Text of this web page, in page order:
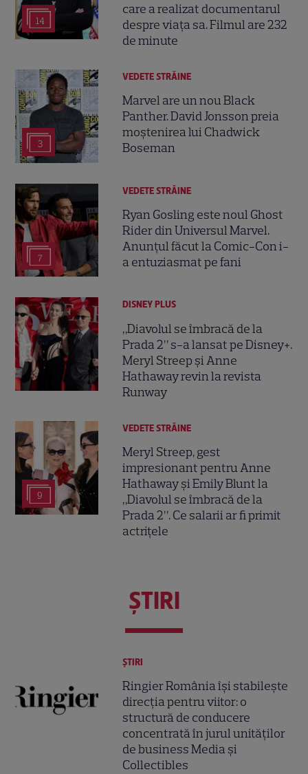
14
care a realizat documentarul
despre viața sa. Filmul are 232
de minute
3
VEDETE STRĂINE
Marvel are un nou Black
Panther. David Jonsson preia
moștenirea lui Chadwick
Boseman
7
VEDETE STRĂINE
Ryan Gosling este noul Ghost
Rider din Universul Marvel.
Anunțul făcut la Comic-Con i-
a entuziasmat pe fani
DISNEY PLUS
„Diavolul se îmbracă de la
Prada 2” s-a lansat pe Disney+.
Meryl Streep și Anne
Hathaway revin la revista
Runway
9
VEDETE STRĂINE
Meryl Streep, gest
impresionant pentru Anne
Hathaway și Emily Blunt la
„Diavolul se îmbracă de la
Prada 2”. Ce salarii ar fi primit
actrițele
ŞTIRI
ȘTIRI
Ringier România își stabilește
direcția pentru viitor: o
structură de conducere
concentrată în jurul unităților
de business Media și
Collectibles